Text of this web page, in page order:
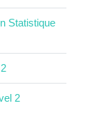
Statistique
2